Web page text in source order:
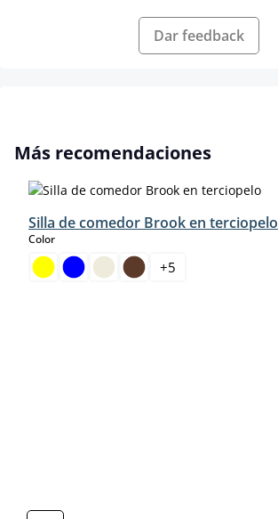
Dar feedback
Omitir la galería de productos
Más recomendaciones
Silla de comedor Brook en terciopelo
Colorselect
+5